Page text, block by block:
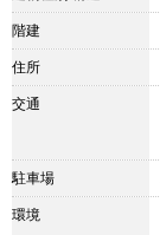
階建
住所
交通
駐車場
環境